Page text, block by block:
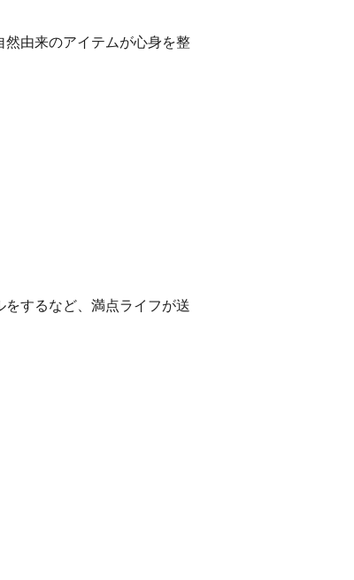
由来のアイテムが心身を整
するなど、満点ライフが送